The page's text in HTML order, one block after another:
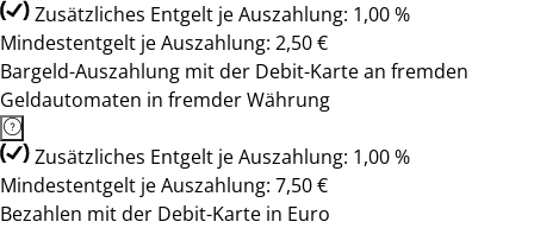
Zusätzliches Entgelt je Auszahlung: 1,00 %
Mindestentgelt je Auszahlung: 2,50 €
Bargeld-Auszahlung mit der Debit-Karte an fremden
Geldautomaten in fremder Währung
Zusätzliches Entgelt je Auszahlung: 1,00 %
Mindestentgelt je Auszahlung: 7,50 €
Bezahlen mit der Debit-Karte in Euro